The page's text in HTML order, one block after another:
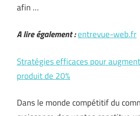
afin …
A lire également :entrevue-web.fr
Stratégies efficaces pour
produit de 20%
Dans le monde compétitif du